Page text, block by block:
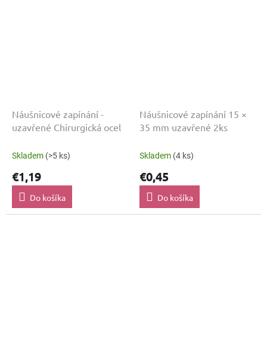
Náušnicové zapínání -
uzavřené Chirurgická ocel
Skladem (>5 ks)
€1,19
Do košíka
Náušnicové zapínání 15 ×
35 mm uzavřené 2ks
Skladem (4 ks)
€0,45
Do košíka